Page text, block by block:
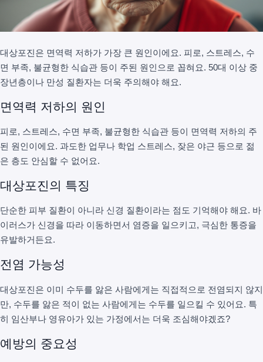
대상포진은 면역력 저하가 가장 큰 원인이에요. 피로, 스트레스, 수
면 부족, 불균형한 식습관 등이 주된 원인으로 꼽혀요. 50대 이상 중
장년층이나 만성 질환자는 더욱 주의해야 해요.
면역력 저하의 원인
피로, 스트레스, 수면 부족, 불균형한 식습관 등이 면역력 저하의 주
된 원인이에요. 과도한 업무나 학업 스트레스, 잦은 야근 등으로 젊
은 층도 안심할 수 없어요.
대상포진의 특징
단순한 피부 질환이 아니라 신경 질환이라는 점도 기억해야 해요. 바
이러스가 신경을 따라 이동하면서 염증을 일으키고, 극심한 통증을
유발하거든요.
전염 가능성
대상포진은 이미 수두를 앓은 사람에게는 직접적으로 전염되지 않지
만, 수두를 앓은 적이 없는 사람에게는 수두를 일으킬 수 있어요. 특
히 임산부나 영유아가 있는 가정에서는 더욱 조심해야겠죠?
예방의 중요성